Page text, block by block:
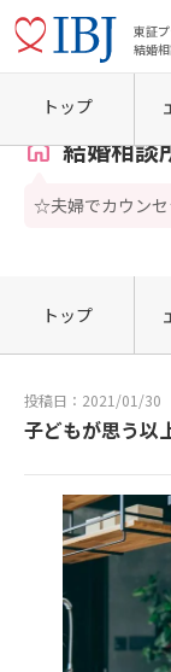
東証
結婚
ホーム 福岡県の結婚相
結婚相
☆夫婦でカウン
トップ
トップ
投稿日：2021/01/30
子どもが思う以